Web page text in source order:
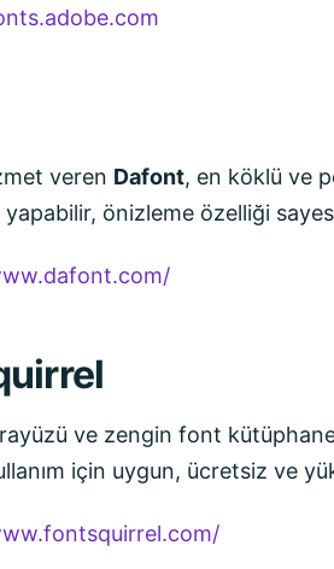
veren Dafont, en köklü ve
yapabilir, önizleme özelliği
ve zengin font
için uygun, ücretsiz ve